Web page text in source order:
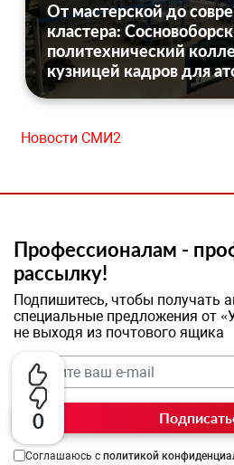
0
От мастерской до
кластера:
политехнический
кузницей кадров для
Новости СМИ2
Профессионалам -
рассылку!
Подпишитесь, чтобы получать
специальные предложения от
не выходя из почтового ящика
Соглашаюсь с политикой